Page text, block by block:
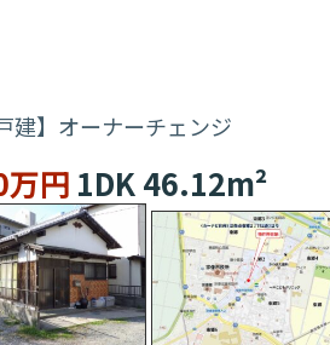
建】オーナーチェンジ
円 1DK 46.12m²